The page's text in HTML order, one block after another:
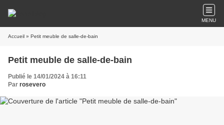
MENU
Accueil » Petit meuble de salle-de-bain
Petit meuble de salle-de-bain
Publié le 14/01/2024 à 16:11
Par rosevero